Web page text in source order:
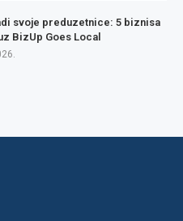
svoje preduzetnice: 5 biznisa
BizUp Goes Local